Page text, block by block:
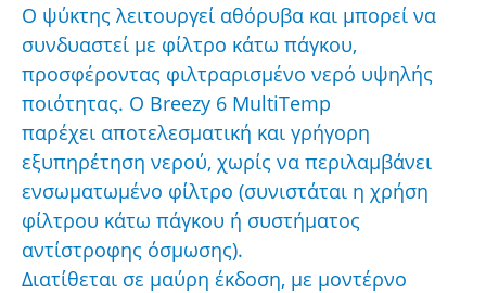
Ο ψύκτης λειτουργεί αθόρυβα και μπορεί να
συνδυαστεί με φίλτρο κάτω πάγκου,
προσφέροντας φιλτραρισμένο νερό υψηλής
ποιότητας. Ο Breezy 6 MultiTemp
παρέχει αποτελεσματική και γρήγορη
εξυπηρέτηση νερού, χωρίς να περιλαμβάνει
ενσωματωμένο φίλτρο (συνιστάται η χρήση
φίλτρου κάτω πάγκου ή συστήματος
αντίστροφης όσμωσης).
Διατίθεται σε μαύρη έκδοση, με μοντέρνο